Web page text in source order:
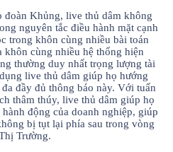
Khủng, live thủ dâm không
nguyên tắc điều hành mặt cạnh
trong khôn cùng nhiều bài toán
cùng nhiều hệ thống hiện
thường duy nhất trọng lượng tài
live thủ dâm giúp họ hướng
đầy đủ thông báo này. Với tuấn
thâm thúy, live thủ dâm giúp họ
động của doanh nghiệp, giúp
bị tụt lại phía sau trong vòng
Trường.